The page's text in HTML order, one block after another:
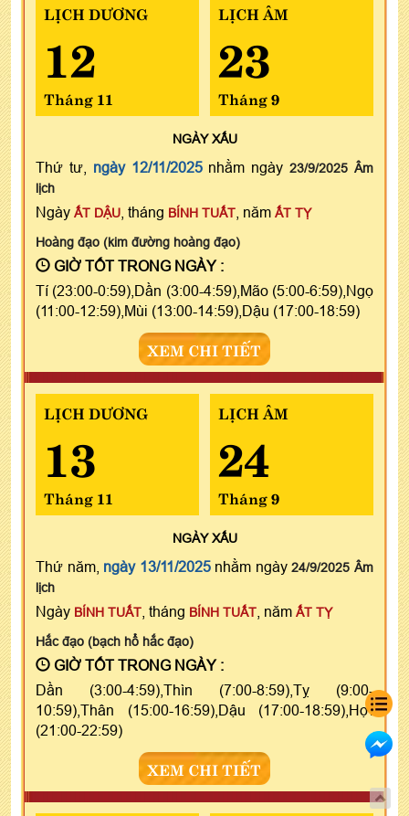
LỊCH DƯƠNG
12
Tháng 11
LỊCH ÂM
23
Tháng 9
NGÀYXẤU
Thứ tư, ngày 12/11/2025nhằm ngày23/9/2025 Âm
lịch
Ngày ẤT DẬU , tháng BÍNH TUẤT , năm ẤT TỴ
Hoàng đạo (kim đường hoàng đạo)
GIỜ TỐT TRONG NGÀY :
Tí (23:00-0:59),Dần (3:00-4:59),Mão (5:00-6:59),Ngọ
(11:00-12:59),Mùi (13:00-14:59),Dậu (17:00-18:59)
XEM CHI TIẾT
LỊCH DƯƠNG
13
Tháng 11
LỊCH ÂM
24
Tháng 9
NGÀYXẤU
Thứ năm, ngày 13/11/2025nhằm ngày24/9/2025 Âm
lịch
Ngày BÍNH TUẤT , tháng BÍNH TUẤT , năm ẤT TỴ
Hắc đạo (bạch hổ hắc đạo)
GIỜ TỐT TRONG NGÀY :
Dần (3:00-4:59),Thìn (7:00-8:59),Tỵ (9:00-
10:59),Thân (15:00-16:59),Dậu (17:00-18:59),Hợi
(21:00-22:59)
XEM CHI TIẾT